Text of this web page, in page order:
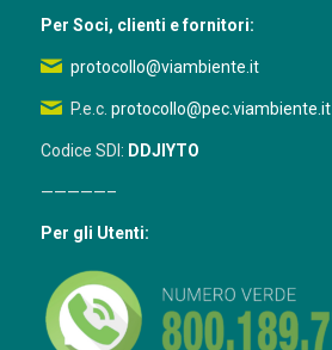
Per Soci, clienti e fornitori:
protocollo@viambiente.it
P.e.c. protocollo@pec.viambiente.it
Codice SDI: DDJIYTO
—————–
Per gli Utenti: